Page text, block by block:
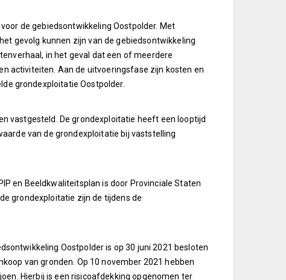
de gebiedsontwikkeling Oostpolder. Met
gevolg kunnen zijn van de gebiedsontwikkeling
in het geval dat een of meerdere
activiteiten. Aan de uitvoeringsfase zijn kosten en
grondexploitatie Oostpolder.
vastgesteld. De grondexploitatie heeft een looptijd
van de grondexploitatie bij vaststelling
en Beeldkwaliteitsplan is door Provinciale Staten
grondexploitatie zijn de tijdens de
Oostpolder is op 30 juni 2021 besloten
van gronden. Op 10 november 2021 hebben
Hierbij is een risicoafdekking opgenomen ter